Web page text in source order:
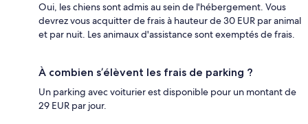
Oui, les chiens sont admis au sein de l'hébergement. Vous
devrez vous acquitter de frais à hauteur de 30 EUR par animal
et par nuit. Les animaux d'assistance sont exemptés de frais.
À combien s’élèvent les frais de parking ?
Un parking avec voiturier est disponible pour un montant de
29 EUR par jour.